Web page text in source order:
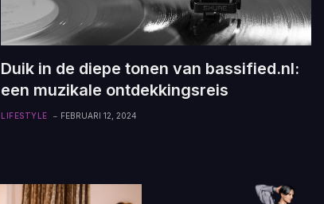
Duik in de diepe tonen van bassified.nl:
een muzikale ontdekkingsreis
LIFESTYLE FEBRUARI 12, 2024